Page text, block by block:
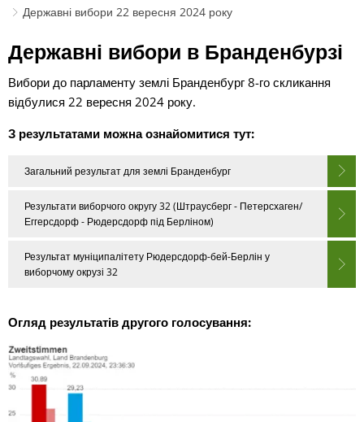
Державні вибори 22 вересня 2024 року
Державні вибори в Бранденбурзі
Вибори до парламенту землі Бранденбург 8-го скликання
відбулися 22 вересня 2024 року.
З результатами можна ознайомитися тут:
Загальний результат для землі Бранденбург
Результати виборчого округу 32 (Штраусберг - Петерсхаген/
Еггерсдорф - Рюдерсдорф під Берліном)
Результат муніципалітету Рюдерсдорф-бей-Берлін у
виборчому окрузі 32
Огляд результатів другого голосування: